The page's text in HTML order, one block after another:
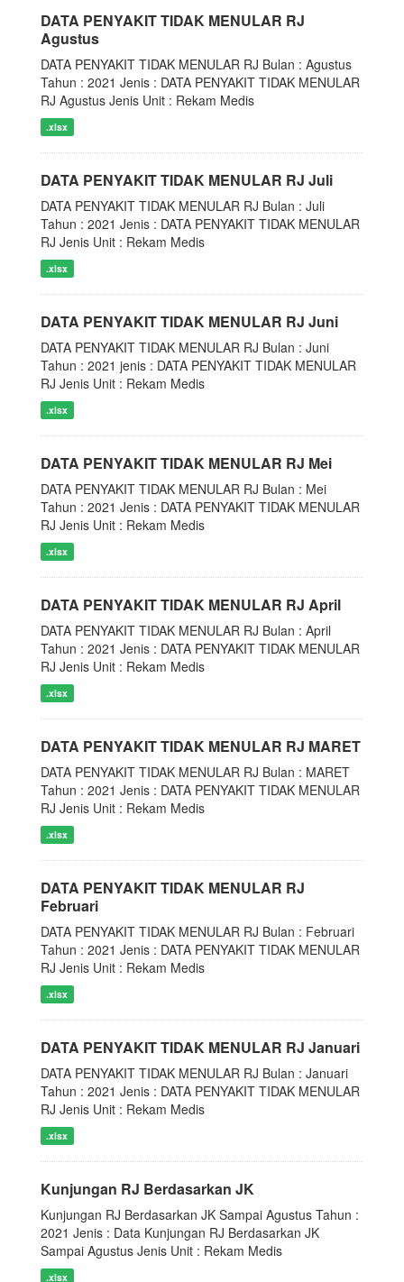
DATA PENYAKIT TIDAK MENULAR RJ
Agustus
DATA PENYAKIT TIDAK MENULAR RJ Bulan : Agustus
Tahun : 2021 Jenis : DATA PENYAKIT TIDAK MENULAR
RJ Agustus Jenis Unit : Rekam Medis
.xlsx
DATA PENYAKIT TIDAK MENULAR RJ Juli
DATA PENYAKIT TIDAK MENULAR RJ Bulan : Juli
Tahun : 2021 Jenis : DATA PENYAKIT TIDAK MENULAR
RJ Jenis Unit : Rekam Medis
.xlsx
DATA PENYAKIT TIDAK MENULAR RJ Juni
DATA PENYAKIT TIDAK MENULAR RJ Bulan : Juni
Tahun : 2021 jenis : DATA PENYAKIT TIDAK MENULAR
RJ Jenis Unit : Rekam Medis
.xlsx
DATA PENYAKIT TIDAK MENULAR RJ Mei
DATA PENYAKIT TIDAK MENULAR RJ Bulan : Mei
Tahun : 2021 Jenis : DATA PENYAKIT TIDAK MENULAR
RJ Jenis Unit : Rekam Medis
.xlsx
DATA PENYAKIT TIDAK MENULAR RJ April
DATA PENYAKIT TIDAK MENULAR RJ Bulan : April
Tahun : 2021 Jenis : DATA PENYAKIT TIDAK MENULAR
RJ Jenis Unit : Rekam Medis
.xlsx
DATA PENYAKIT TIDAK MENULAR RJ MARET
DATA PENYAKIT TIDAK MENULAR RJ Bulan : MARET
Tahun : 2021 Jenis : DATA PENYAKIT TIDAK MENULAR
RJ Jenis Unit : Rekam Medis
.xlsx
DATA PENYAKIT TIDAK MENULAR RJ
Februari
DATA PENYAKIT TIDAK MENULAR RJ Bulan : Februari
Tahun : 2021 Jenis : DATA PENYAKIT TIDAK MENULAR
RJ Jenis Unit : Rekam Medis
.xlsx
DATA PENYAKIT TIDAK MENULAR RJ Januari
DATA PENYAKIT TIDAK MENULAR RJ Bulan : Januari
Tahun : 2021 Jenis : DATA PENYAKIT TIDAK MENULAR
RJ Jenis Unit : Rekam Medis
.xlsx
Kunjungan RJ Berdasarkan JK
Kunjungan RJ Berdasarkan JK Sampai Agustus Tahun :
2021 Jenis : Data Kunjungan RJ Berdasarkan JK
Sampai Agustus Jenis Unit : Rekam Medis
.xlsx